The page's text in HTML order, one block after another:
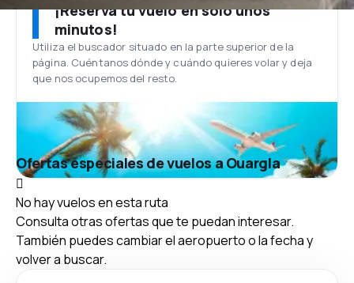
¡Reserva tu vuelo en solo unos
minutos!
Utiliza el buscador situado en la parte superior de la
página. Cuéntanos dónde y cuándo quieres volar y deja
que nos ocupemos del resto.
Ofertas especiales de vuelos a Ouargla
No hay vuelos en esta ruta
Consulta otras ofertas que te puedan interesar.
También puedes cambiar el aeropuerto o la fecha y
volver a buscar.